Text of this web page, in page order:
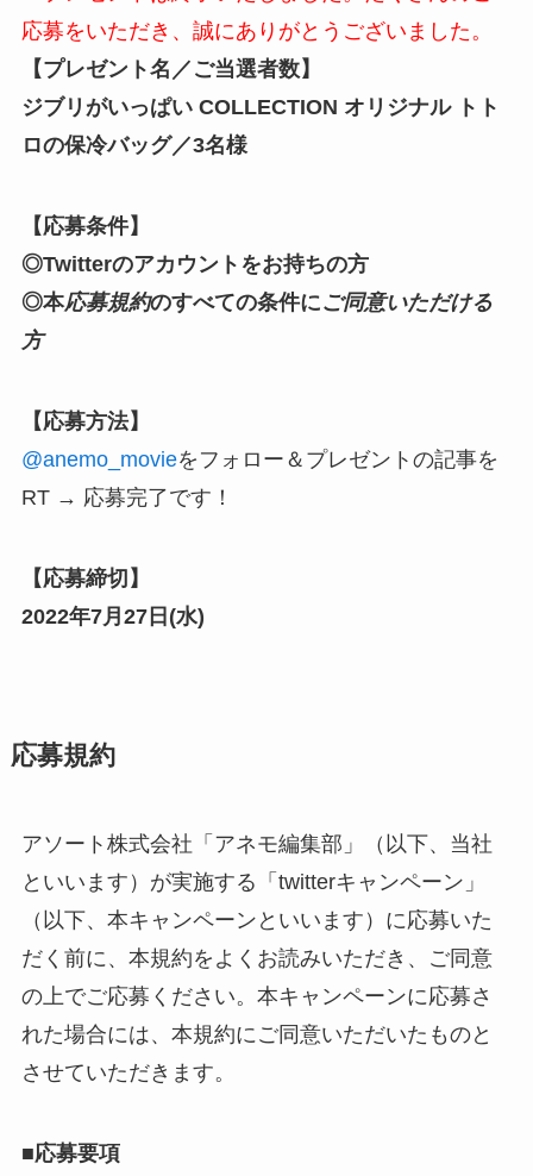
応募をいただき、誠にありがとうございました。
【プレゼント名／ご当選者数】
ジブリがいっぱい COLLECTION オリジナル トト
ロの保冷バッグ／3名様
【応募条件】
◎Twitterのアカウントをお持ちの方
◎本応募規約のすべての条件にご同意いただける
方
【応募方法】
@anemo_movieをフォロー ＆プレゼントの記事を
RT → 応募完了です！
【応募締切】
2022年7月 27日(水)
応募規約
アソート株式会社「アネモ編集部」（以下、当社
といいます）が実施する「twitterキャンペーン」
（以下、本キャンペーンといいます）に応募いた
だく前に、本規約をよくお読みいただき、ご同意
の上でご応募ください。本キャンペーンに応募さ
れた場合には、本規約にご同意いただいたものと
させていただきます。
■応募要項